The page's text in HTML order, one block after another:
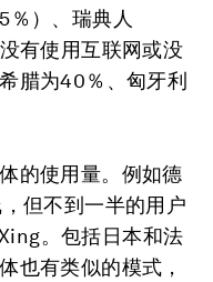
％）、瑞典人
有使用互联网或没
腊为40％、匈牙利
的使用量。例如德
但不到一半的用户
。包括日本和法
也有类似的模式，